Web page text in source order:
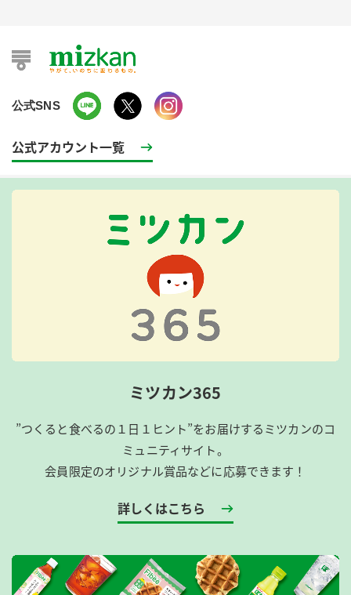
公式SNS
公式アカウント一覧
ミツカン365
”つくると食べるの１日１ヒント”をお届けするミツカンのコ
ミュニティサイト。
会員限定のオリジナル賞品などに応募できます！
詳しくはこちら